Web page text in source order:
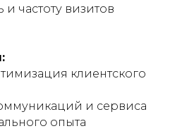
частоту визитов
клиентского
и сервиса
опыта